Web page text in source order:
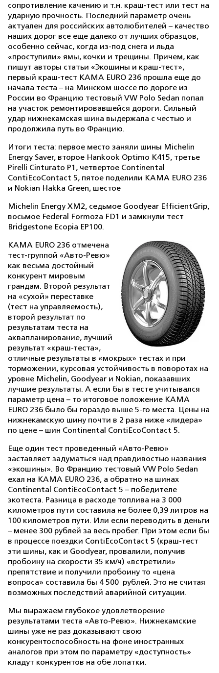
сопротивление качению и т.н. краш-тест или тест на
ударную прочность. Последний параметр очень
актуален для российских автолюбителей – качество
наших дорог все еще далеко от лучших образцов,
особенно сейчас, когда из-под снега и льда
«проступили» ямы, кочки и трещины. Причем, как
пишут авторы статьи «Экошины и краш-тест»,
первый краш-тест КАМА EURO 236 прошла еще до
начала теста – на Минском шоссе по дороге из
России во Францию тестовый VW Polo Sedan попал
на участок ремонтировавшейся дороги. Сильный
удар нижнекамская шина выдержала с честью и
продолжила путь во Францию.
Итоги теста: первое место заняли шины Michelin
Energy Saver, второе Hankook Optimo K415, третье
Pirelli Cinturato P1, четвертое Continental
ContiEcoContact 5, пятое поделили KAMA EURO 236
и Nokian Hakka Green, шестое
Michelin Energy XM2, седьмое Goodyear EfficientGrip,
восьмое Federal Formoza FD1 и замкнули тест
Bridgestone Ecopia EP100.
КАМА EURO 236 отмечена
тест-группой «Авто-Ревю»
как весьма достойный
конкурент мировым
грандам. Второй результат
на «сухой» переставке
(тест на управляемость),
второй результат по
результатам теста на
аквапланирование, лучший
результат «краш-теста»,
отличные результаты в «мокрых» тестах и при
торможении, курсовая устойчивость в поворотах на
уровне Michelin, Goodyear и Nokian, показавших
лучшие результаты. А если бы в тесте учитывался
параметр цена – то итоговое положение КАМА
EURO 236 было бы гораздо выше 5-го места. Цены на
нижнекамскую шину почти в 2 раза ниже «лидера»
по цене – шин Continental ContiEcoContact 5.
Еще один тест проведенный «Авто-Ревю»
заставляет задуматься над правдивостью названия
«экошины». Во Францию тестовый VW Polo Sedan
ехал на КАМА EURO 236, а обратно на шинах
Continental ContiEcoContact 5 – победителе
экотеста. Разница в расходе топлива на 3 000
километров пути составила не более 0,39 литров на
100 километров пути. Или если переводить в деньги
– менее 300 рублей за весь пробег. При этом если бы
в процессе поездки ContiEcoContact 5 (краш-тест
эти шины, как и Goodyear, провалили, получив
пробоину на скорости 35 км/ч) «встретили»
препятствие и получили пробоину то «цена
вопроса» составила бы 4 500 рублей. Это не считая
возможных последствий аварийной ситуации.
Мы выражаем глубокое удовлетворение
результатами теста «Авто-Ревю». Нижнекамские
шины уже не раз доказывают свою
конкурентоспособность на фоне иностранных
аналогов при этом по параметру «доступность»
кладут конкурентов на обе лопатки.